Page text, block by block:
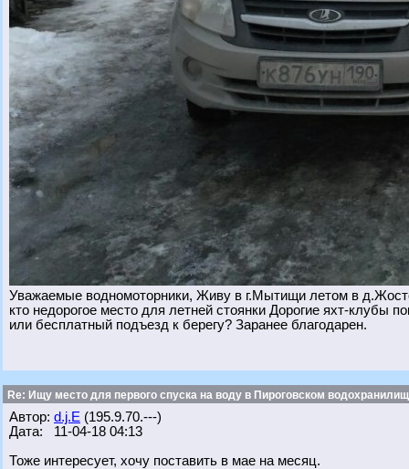
Уважаемые водномоторники, Живу в г.Мытищи летом в
кто недорогое место для летней стоянки Дорогие яхт-клубы
или бесплатный подъезд к берегу? Заранее благодарен.
Re: Ищу место для первого спуска на воду в Пироговском
Автор: d.j.E (195.9.70.---)
Дата: 11-04-18 04:13
Тоже интересует, хочу поставить в мае на месяц.